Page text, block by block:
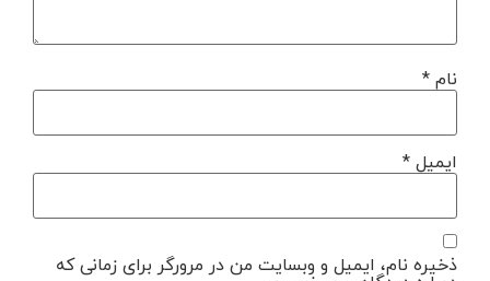
نام*
ایمیل*
ذخیره نام، ایمیل و وبسایت من در مرورگر برای زمانی که